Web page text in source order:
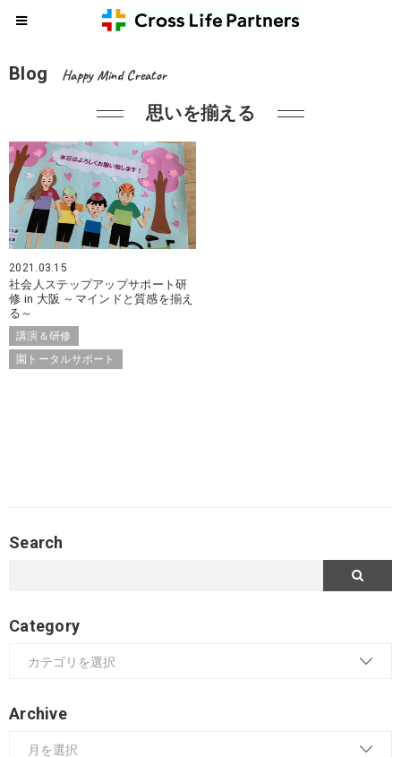
Blog Happy Mind Creator
思いを揃える
2021.03.15
社会人ステップアップサポート研
修 in 大阪 ～マインドと質感を揃え
る～
講演＆研修
園トータルサポート
Search
Category
Archive